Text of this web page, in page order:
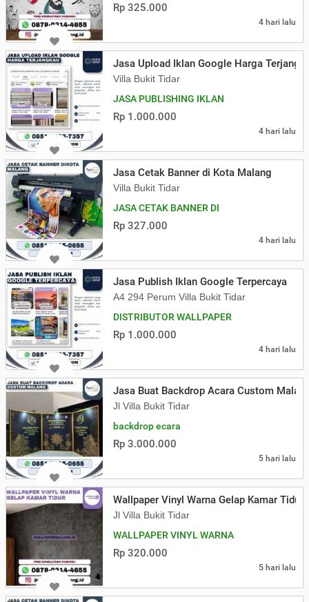
Rp 325.000
4 hari lalu
Jasa Upload Iklan Google Harga
Villa Bukit Tidar
JASA PUBLISHING IKLAN
Rp 1.000.000
4 hari lalu
Jasa Cetak Banner di Kota Malang
Villa Bukit Tidar
JASA CETAK BANNER DI
Rp 327.000
4 hari lalu
Jasa Publish Iklan Google Terpercaya
A4 294 Perum Villa Bukit Tidar
DISTRIBUTOR WALLPAPER
Rp 1.000.000
4 hari lalu
Jasa Buat Backdrop Acara Custom
Jl Villa Bukit Tidar
backdrop ecara
Rp 3.000.000
5 hari lalu
Wallpaper Vinyl Warna Gelap Kamar Tidur
Jl Villa Bukit Tidar
WALLPAPER VINYL WARNA
Rp 320.000
5 hari lalu